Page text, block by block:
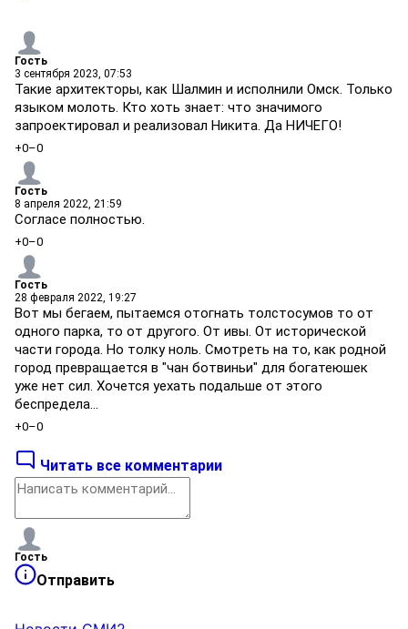
Гость
3 сентября 2023, 07:53
Такие архитекторы, как Шалмин и исполнили Омск. Только
языком молоть. Кто хоть знает: что значимого
запроектировал и реализовал Никита. Да НИЧЕГО!
+0–0
Гость
8 апреля 2022, 21:59
Согласе полностью.
+0–0
Гость
28 февраля 2022, 19:27
Вот мы бегаем, пытаемся отогнать толстосумов то от
одного парка, то от другого. От ивы. От исторической
части города. Но толку ноль. Смотреть на то, как родной
город превращается в "чан ботвиньи" для богатеюшек
уже нет сил. Хочется уехать подальше от этого
беспредела...
+0–0
Читать все комментарии
Гость
Отправить